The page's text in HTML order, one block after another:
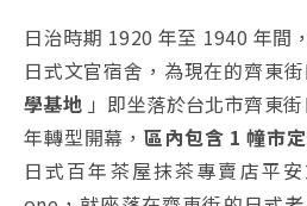
日治時期 1920 年至 1940 年間
日式文官宿舍，為現在的齊東
學基地 」即坐落於台北市齊東
年轉型開幕，區內包含 1 幢市
日式百年茶屋抹茶專賣店平